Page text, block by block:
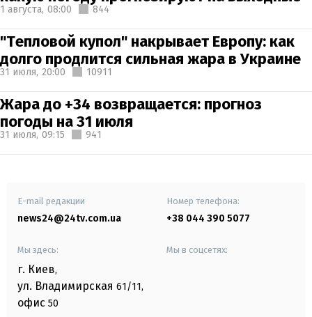
1 августа, 08:00 844
"Тепловой купол" накрывает Европу: как
долго продлится сильная жара в Украине
31 июля, 20:00 10911
Жара до +34 возвращается: прогноз
погоды на 31 июля
31 июля, 09:15 941
E-mail редакции
news24@24tv.com.ua
Номер телефона:
+38 044 390 5077
Мы здесь:
г. Киев,
ул. Владимирская 61/11,
офис 50
Мы в соцсетях: